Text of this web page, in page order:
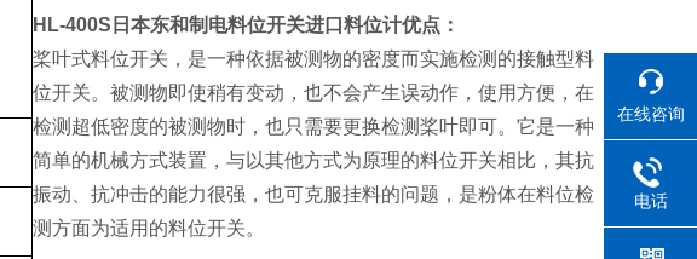
HL-400S 日本东和制电料位开关进口料位计优点：
桨叶式料位开关，是一种依据被测物的密度而实施检测的接触型料
位开关。被测物即使稍有变动，也不会产生误动作，使用方便，在
检测超低密度的被测物时，也只需要更换检测桨叶即可。它是一种
简单的机械方式装置，与以其他方式为原理的料位开关相比，其抗
振动、抗冲击的能力很强，也可克服挂料的问题，是粉体在料位检
测方面为适用的料位开关。
在线咨询
电话